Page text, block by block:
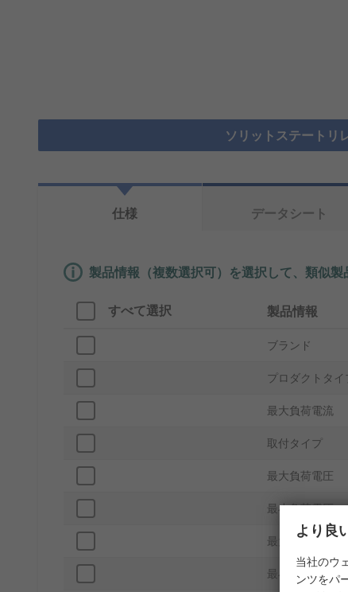
ソリットステートリ
仕様 データシート
製品情報（複数選択可）を選択して、類似製
すべて選択 製品情報
ブランド
プロダクトタイ
最大負荷電流
取付タイプ
最大負荷電圧
最小負荷電圧
最大電圧制御
最小電圧制御
より良
当社のウ
ンツをパ